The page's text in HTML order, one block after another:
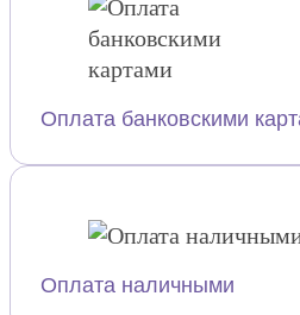
Оплата банковскими
Оплата наличными